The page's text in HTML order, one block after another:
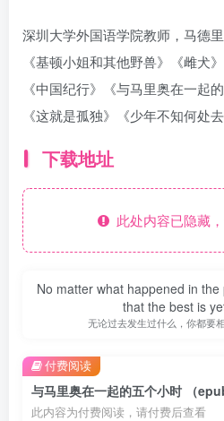
深圳大学外国语学院教师，马德
《基顿小姐和其他野兽》《雌犬
《中国纪行》《与马里奥在一起
《这就是孤独》《少年不知何处去
下载地址
此处内容已隐藏
No matter what happened in
that the best is
无论过去发生过什么，你都要
与马里奥在一起的五个小时 （
此内容为付费阅读，请付费后查看
付费阅读